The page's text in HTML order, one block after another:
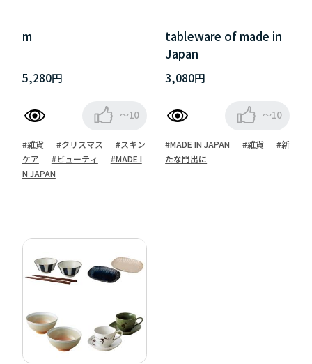
m
5,280円
～10
#雑貨 #クリスマス
#スキン
ケア
#ビューティ
#MADE I
N JAPAN
tableware of made in
Japan
3,080円
～10
#MADE IN JAPAN #雑貨
#新
たな門出に